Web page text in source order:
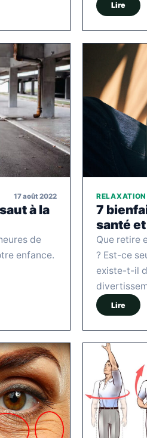
Lire
17 août 2022
à la
de
enfance.
RELAXATION
7
santé
Que retire
? Est-ce
existe-t-il
Lire